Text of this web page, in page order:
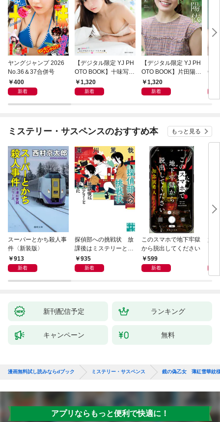
ヤングジャンプ 2026
No.36＆37合併号
400
新着
【デジタル限定 YJ PH
OTO BOOK】十味写真
集「続・『ぽみ』！？
どこでもトレイン・ベ
1,320
新着
【デジタル限定 YJ PH
OTO BOOK】片田陽依
写真集「羽色日和」
1,320
新着
リ」
ミステリー・サスペンスのおすすめ本 もっと見る
スーパーとかち殺人事
件〈新装版〉
913
新着
探偵部への挑戦状 放
課後はミステリーとと
もに 新装版
935
新着
このスマホで地下牢獄
から脱出してください
599
新着
姐
新刊配信予定 ランキング
キャンペーン 無料
漫画無料試し読みならdブック ミステリー・サスペンス 鏡の偽乙女 薄紅雪華紋
アプリならもっと便利で快適に！